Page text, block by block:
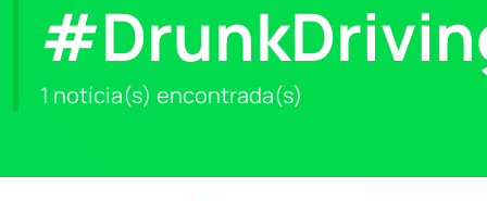
1 notícia(s) encontrada(s)